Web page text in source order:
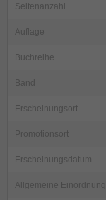
Seitenanzahl
Auflage
Buchreihe
Band
Erscheinungsort
Promotionsort
Erscheinungsdatum
Allgemeine Einordnung